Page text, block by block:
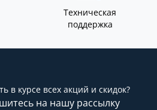
Техническая
поддержка
в курсе всех акций и скидок?
на нашу рассылку